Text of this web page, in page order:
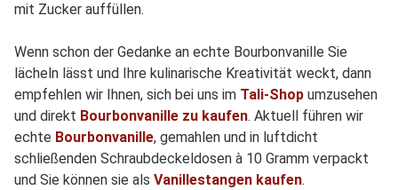
mit Zucker auffüllen.
Wenn schon der Gedanke an echte Bourbonvanille Sie
lächeln lässt und Ihre kulinarische Kreativität weckt, dann
empfehlen wir Ihnen, sich bei uns im Tali-Shop umzusehen
und direkt Bourbonvanille zu kaufen. Aktuell führen wir
echte Bourbonvanille, gemahlen und in luftdicht
schließenden Schraubdeckeldosen à 10 Gramm verpackt
und Sie können sie als Vanillestangen kaufen.